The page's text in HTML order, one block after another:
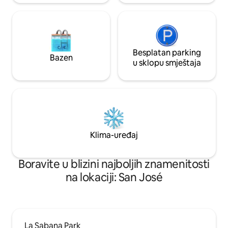
Bazen
Besplatan parking
u sklopu smještaja
Klima-uređaj
Boravite u blizini najboljih znamenitosti
na lokaciji: San José
La Sabana Park